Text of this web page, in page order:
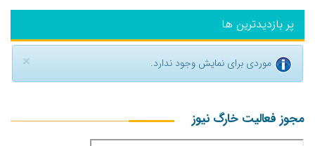
پر بازدیدترین ها
× موردی برای نمایش وجود ندارد.
مجوز فعالیت خارگ نیوز